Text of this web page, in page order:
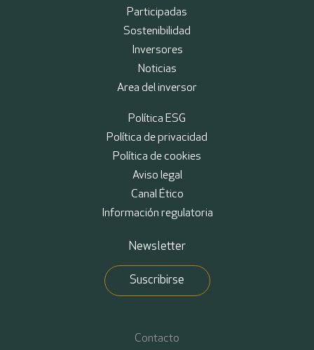
Participadas
Sostenibilidad
Inversores
Noticias
Area del inversor
Política ESG
Política de privacidad
Política de cookies
Aviso legal
Canal Ético
Información regulatoria
Newsletter
Suscribirse
Contacto